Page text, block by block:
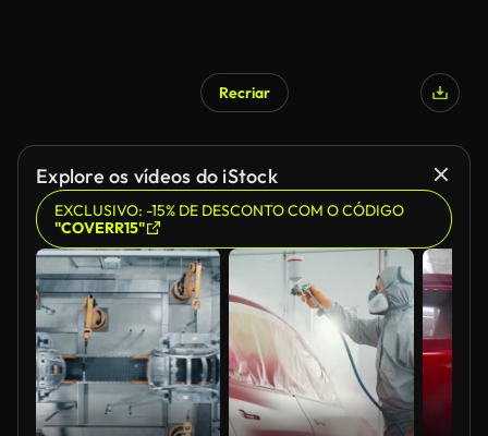
Recriar
Explore os vídeos do iStock
EXCLUSIVO: -15% DE DESCONTO COM O CÓDIGO
"COVERR15"